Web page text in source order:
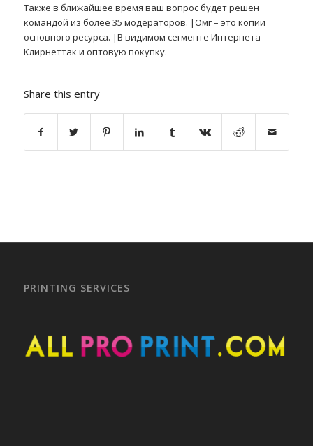
Также в ближайшее время ваш вопрос будет решен
командой из более 35 модераторов. |Омг – это копии
основного ресурса. |В видимом сегменте Интернета
Клирнеттак и оптовую покупку.
Share this entry
PRINTING SERVICES